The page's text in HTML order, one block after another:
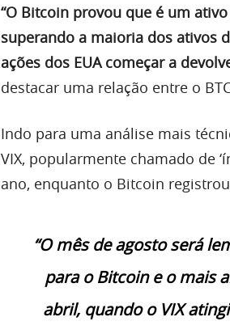
“O Bitcoin provou que é um
superando a maioria dos ativos
ações dos EUA começar a
destacar uma relação entre o
Indo para uma análise mais
VIX, popularmente chamado de
ano, enquanto o Bitcoin
“O mês de agosto será
para o Bitcoin e o mais
abril, quando o VIX